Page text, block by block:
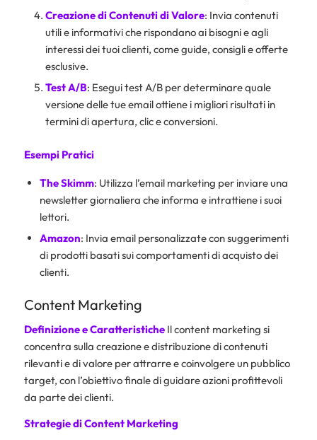
Creazione di Contenuti di Valore: Invia contenuti
utili e informativi che rispondano ai bisogni e agli
interessi dei tuoi clienti, come guide, consigli e offerte
esclusive.
Test A/B: Esegui test A/B per determinare quale
versione delle tue email ottiene i migliori risultati in
termini di apertura, clic e conversioni.
Esempi Pratici
The Skimm: Utilizza l’email marketing per inviare una
newsletter giornaliera che informa e intrattiene i suoi
lettori.
Amazon: Invia email personalizzate con suggerimenti
di prodotti basati sui comportamenti di acquisto dei
clienti.
Content Marketing
Definizione e CaratteristicheIl content marketing si
concentra sulla creazione e distribuzione di contenuti
rilevanti e di valore per attrarre e coinvolgere un pubblico
target, con l’obiettivo finale di guidare azioni profittevoli
da parte dei clienti.
Strategie di Content Marketing